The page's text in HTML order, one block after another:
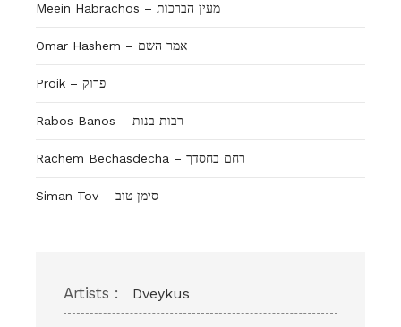
Meein Habrachos – מעין הברכות
Omar Hashem – אמר השם
Proik – פרוק
Rabos Banos – רבות בנות
Rachem Bechasdecha – רחם בחסדך
Siman Tov – סימן טוב
Artists : Dveykus